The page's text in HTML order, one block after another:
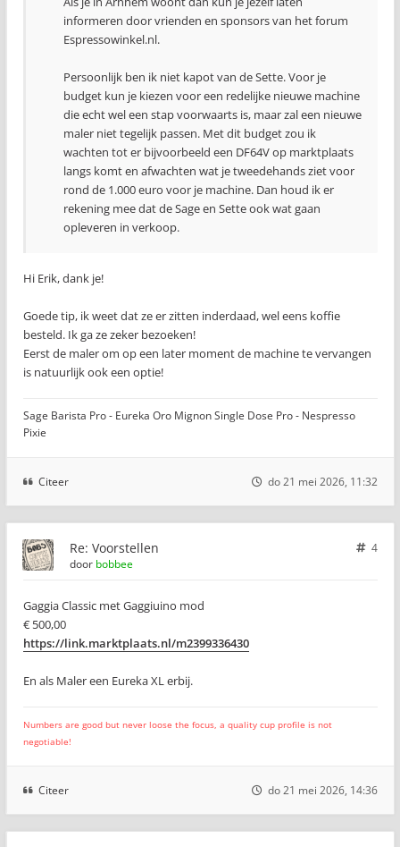
informeren door vrienden en sponsors van het forum
Espressowinkel.nl.
Persoonlijk ben ik niet kapot van de Sette. Voor je
budget kun je kiezen voor een redelijke nieuwe machine
die echt wel een stap voorwaarts is, maar zal een nieuwe
maler niet tegelijk passen. Met dit budget zou ik
wachten tot er bijvoorbeeld een DF64V op marktplaats
langs komt en afwachten wat je tweedehands ziet voor
rond de 1.000 euro voor je machine. Dan houd ik er
rekening mee dat de Sage en Sette ook wat gaan
opleveren in verkoop.
Hi Erik, dank je!
Goede tip, ik weet dat ze er zitten inderdaad, wel eens koffie
besteld. Ik ga ze zeker bezoeken!
Eerst de maler om op een later moment de machine te vervangen
is natuurlijk ook een optie!
Sage Barista Pro - Eureka Oro Mignon Single Dose Pro - Nespresso
Pixie
Citeer do 21 mei 2026, 11:32
Re: Voorstellen
4
door bobbee
Gaggia Classic met Gaggiuino mod
€ 500,00
https://link.marktplaats.nl/m2399336430
En als Maler een Eureka XL erbij.
Numbers are good but never loose the focus, a quality cup profile is not
negotiable!
Citeer do 21 mei 2026, 14:36